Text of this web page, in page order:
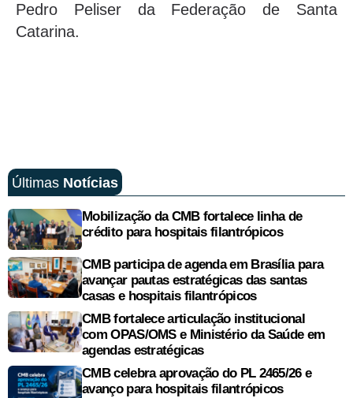
Pedro Peliser da Federação de Santa
Catarina.
Últimas Notícias
Mobilização da CMB fortalece linha de
crédito para hospitais filantrópicos
CMB participa de agenda em Brasília para
avançar pautas estratégicas das santas
casas e hospitais filantrópicos
CMB fortalece articulação institucional
com OPAS/OMS e Ministério da Saúde em
agendas estratégicas
CMB celebra aprovação do PL 2465/26 e
avanço para hospitais filantrópicos